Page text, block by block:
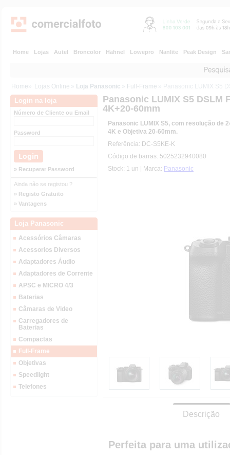
Home Lojas Autel Broncolor Hähnel Lowepro Nanlite Peak Design
Home » Lojas Online » Loja Panasonic » Full-Frame » Panasonic LUMIX S5
Login na loja
Número de Cliente ou Email
Password
» Recuperar Password
Ainda não se registou ?
» Registo Gratuito
» Vantagens
Loja Panasonic
Acessórios Câmaras
Acessorios Diversos
Adaptadores Áudio
Adaptadores de Corrente
APSC e MICRO 4/3
Baterias
Câmaras de Video
Carregadores de
Baterias
Compactas
Full-Frame
Objetivas
Speedlight
Telefones
Panasonic LUMIX S5 DSLM
4K+20-60mm
Panasonic LUMIX S5, com resolução de
4K e Objetiva 20-60mm.
Referência: DC-S5KE-K
Código de barras: 5025232940080
Stock: 1 un | Marca: Panasonic
Descrição
Perfeita para uma